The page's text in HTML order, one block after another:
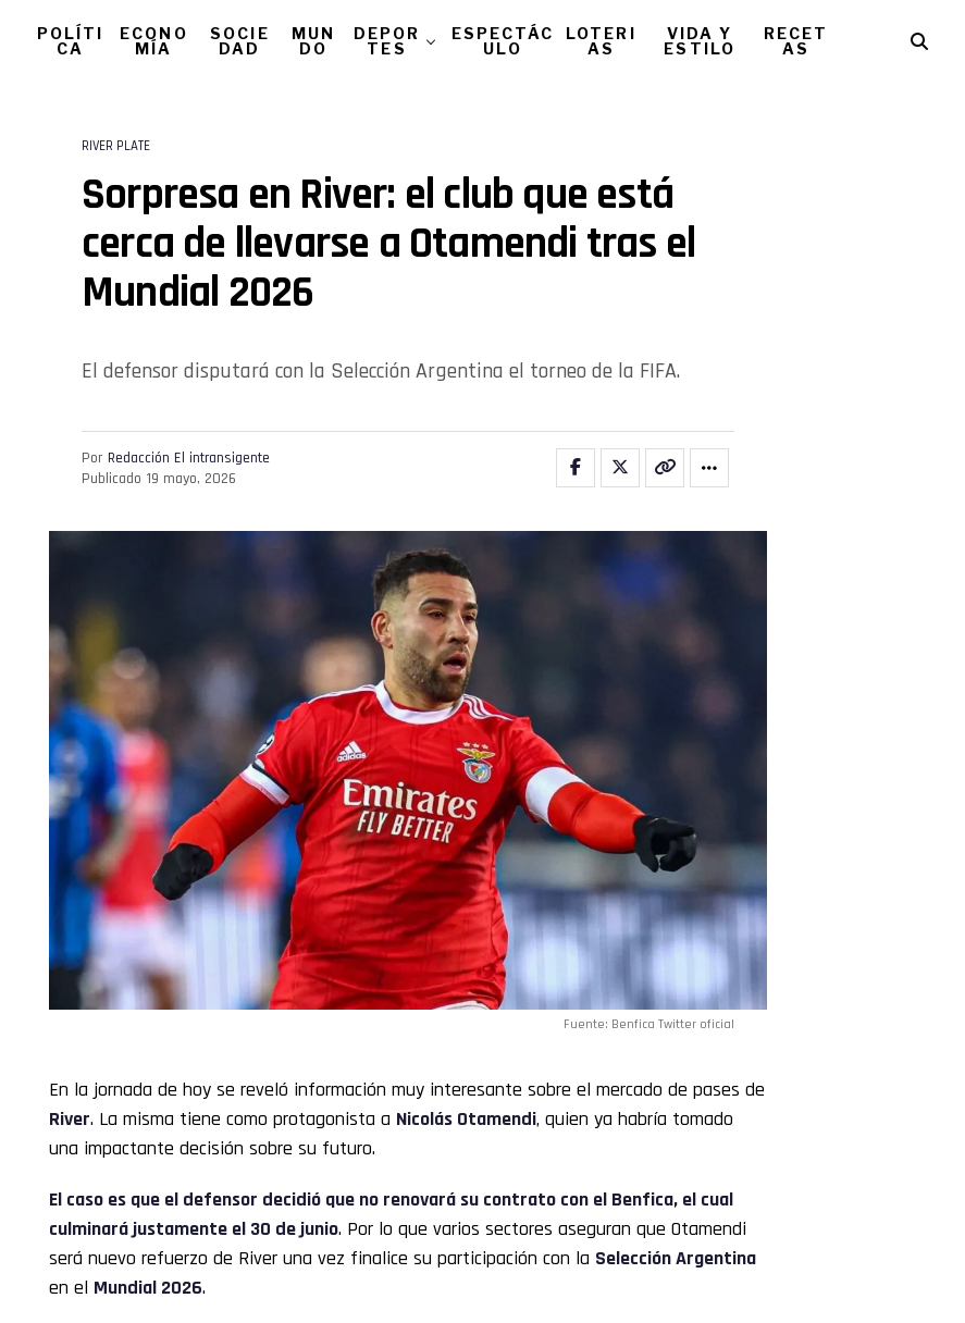
POLÍTI
CA
ECONO
MÍA
SOCIE
DAD
MUN
DO
DEPOR
TES
ESPECTÁC
ULO
LOTERI
AS
VIDA Y
ESTILO
RECET
AS
RIVER PLATE
Sorpresa en River: el club que está
cerca de llevarse a Otamendi tras el
Mundial 2026
El defensor disputará con la Selección Argentina el torneo de la FIFA.
Por Redacción El intransigente
Publicado 19 mayo, 2026
Fuente: Benfica Twitter oficial
En la jornada de hoy se reveló información muy interesante sobre el mercado de pases de
River. La misma tiene como protagonista a Nicolás Otamendi, quien ya habría tomado
una impactante decisión sobre su futuro.
El caso es que el defensor decidió que no renovará su contrato con el Benfica, el cual
culminará justamente el 30 de junio. Por lo que varios sectores aseguran que Otamendi
será nuevo refuerzo de River una vez finalice su participación con la Selección Argentina
en el Mundial 2026.